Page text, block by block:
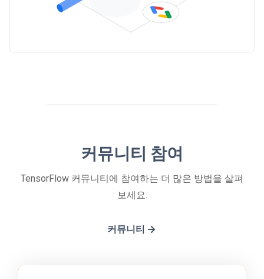
커뮤니티 참여
TensorFlow 커뮤니티에 참여하는 더 많은 방법을 살펴
보세요.
커뮤니티